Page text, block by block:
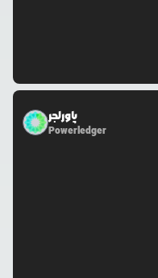
پاورلجر
Powerledger